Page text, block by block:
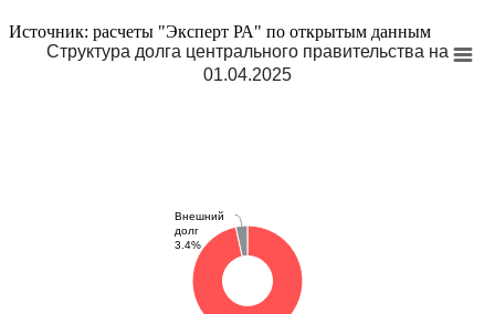
Источник: расчеты "Эксперт РА" по открытым данным
Структура долга центрального правительства на
01.04.2025
Внешний
долг
3.4%